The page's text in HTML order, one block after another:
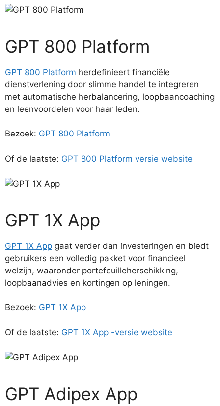
GPT 800 Platform
GPT 800 Platform herdefinieert financiële
dienstverlening door slimme handel te integreren
met automatische herbalancering, loopbaancoaching
en leenvoordelen voor haar leden.
Bezoek: GPT 800 Platform
Of de laatste: GPT 800 Platform versie website
GPT 1X App
GPT 1X App gaat verder dan investeringen en biedt
gebruikers een volledig pakket voor financieel
welzijn, waaronder portefeuilleherschikking,
loopbaanadvies en kortingen op leningen.
Bezoek: GPT 1X App
Of de laatste: GPT 1X App -versie website
GPT Adipex App